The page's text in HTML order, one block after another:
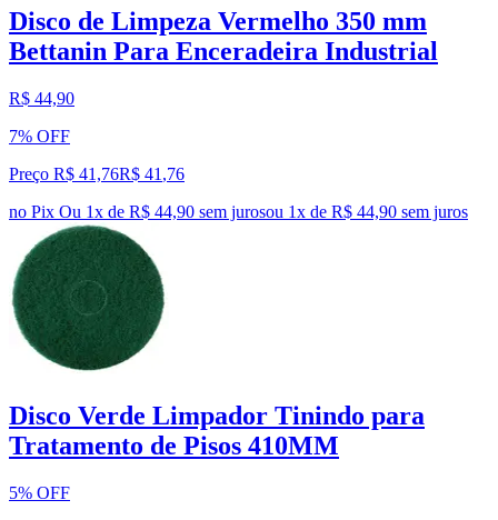
Disco de Limpeza Vermelho 350 mm
Bettanin Para Enceradeira Industrial
R$ 44,90
7% OFF
Preço R$ 41,76R$ 41 ,76
no Pix Ou 1x de R$ 44,90 sem jurosou 1x de R$ 44,90 sem juros
Disco Verde Limpador Tinindo para
Tratamento de Pisos 410MM
5% OFF